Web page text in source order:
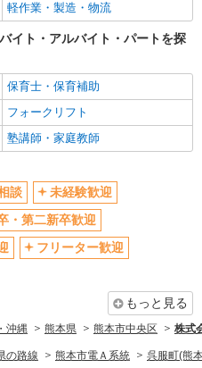
軽作業・製造・物流
イト・アルバイト・パートを探
保育士・保育補助
フォークリフト
塾講師・家庭教師
談
未経験歓迎
・第二新卒歓迎
フリーター歓迎
もっと見る
沖縄 熊本県 熊本市中央区 株式
の路線 熊本市電Ａ系統 呉服町(熊